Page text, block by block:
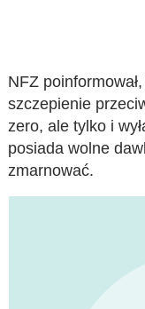
NFZ
szczepienie
zero, ale tylko i
posiada wolne
zmarnować.